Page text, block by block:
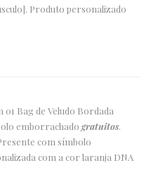
Produto personalizado
Bag de Veludo Bordada
emborrachado gratuitos.
com símbolo
com a cor laranja DNA